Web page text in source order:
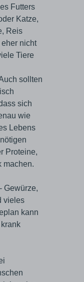
Futters
Katze,
Reis
nicht
Tiere
sollten
sich
wie
Lebens
Proteine,
machen.
Gewürze,
vieles
kann